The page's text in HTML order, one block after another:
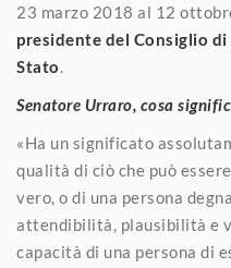
23 marzo 2018 al 12
presidente del Consiglio
Stato.
Senatore Urraro, cosa
«Ha un significato
qualità di ciò che può
vero, o di una persona
attendibilità, plausibilità e
capacità di una persona di